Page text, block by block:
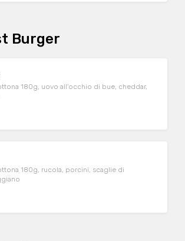
Burger
180g, uovo all'occhio di bue, cheddar,
180g, rucola, porcini, scaglie di